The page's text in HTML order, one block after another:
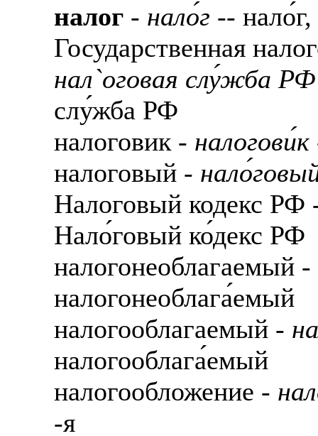
налог - нало́г --
Государственная
нал`оговая слу́жба РФ
слу́жба РФ
налоговик - налогови́к
налоговый -
Налоговый кодекс
Нало́говый ко́декс РФ
налогонеоблагаемый -
налогонеоблага́емый
налогооблагаемый -
налогооблага́емый
налогообложение -
-я